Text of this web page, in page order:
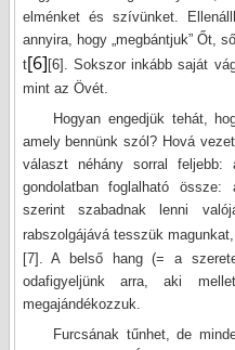
elménket és szívünket.
annyira, hogy „megbántjuk” Őt,
t[6][6] . Sokszor inkább saját
mint az Övét.
Hogyan engedjük tehát,
amely bennünk szól? Hová
választ néhány sorral feljebb:
gondolatban foglalható
szerint szabadnak lenni
rabszolgájává tesszük
[7] . A belső hang (= a
odafigyeljünk arra, aki
megajándékozzuk.
Furcsának tűnhet, de